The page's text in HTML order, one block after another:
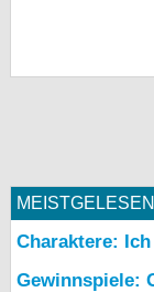
MEISTGELESEN
Charaktere:
Gewinnspiele: